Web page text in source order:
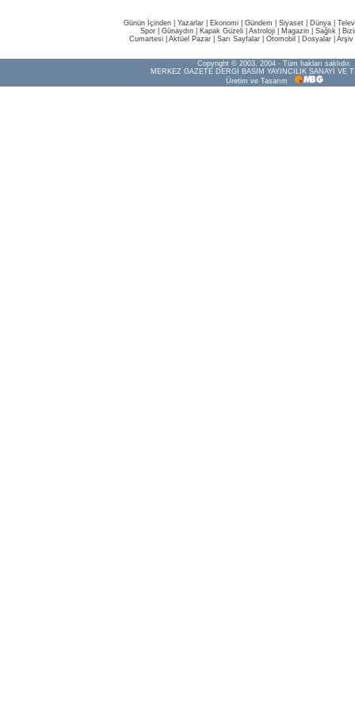
Günün İçinden Yazarlar Ekonomi Gündem Siyaset Dünya |
Spor
Günaydın Kapak Güzeli Astroloji Magazin Sağlık
Cumartesi| Aktüel Pazar| Sarı Sayfalar| Otomobil Dosyalar| Arşiv
Copyright © 2003, 2004 - Tüm hakları saklıdır.
MERKEZ GAZETE DERGİ BASIM YAYINCILIK SANAYİ VE
Üretim ve Tasarım